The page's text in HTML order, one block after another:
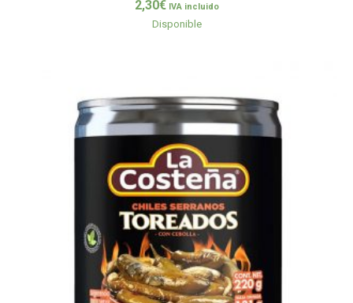
2,30€ IVA incluido
Disponible